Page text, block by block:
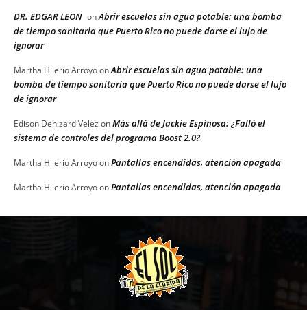
DR. EDGAR LEON onAbrir escuelas sin agua potable: una bomba
de tiempo sanitaria que Puerto Rico no puede darse el lujo de
ignorar
Martha Hilerio ArroyoonAbrir escuelas sin agua potable: una
bomba de tiempo sanitaria que Puerto Rico no puede darse el lujo
de ignorar
Edison Denizard Velez onMás allá de Jackie Espinosa: ¿Falló el
sistema de controles del programa Boost 2.0?
Martha Hilerio ArroyoonPantallas encendidas, atención apagada
Martha Hilerio ArroyoonPantallas encendidas, atención apagada